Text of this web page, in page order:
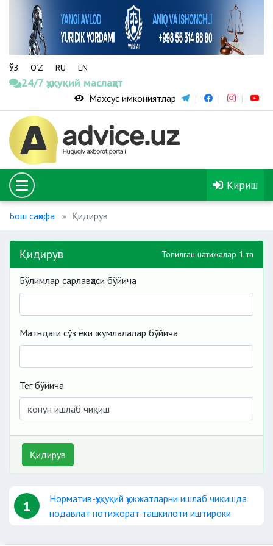
ЎЗ O‘Z RU EN
24/7 ҳуқуқий маслаҳат
Махсус имкониятлар
Кириш
Бош саҳифа Қидирув
Қидирув Топилган натижалар 1 та
Бўлимлар сарлавҳаси бўйича
Матндаги сўз ёки жумлалалар бўйича
Тег бўйича
Қидирув
1
Норматив-ҳуқуқий ҳужжатларни ишлаб чиқишда
нодавлат нотижорат ташкилоти иштироки